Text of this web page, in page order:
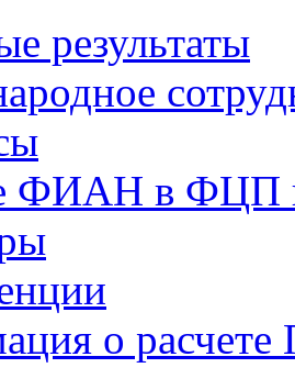
результаты
ФИАН в ФЦП
о